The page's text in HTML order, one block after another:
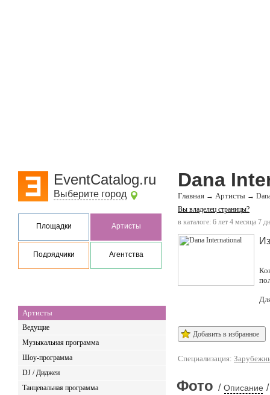
EventCatalog.ru
Выберите город
Площадки Артисты
Подрядчики Агентства
Артисты
Ведущие
Музыкальная программа
Шоу-программа
DJ / Диджеи
Танцевальная программа
Dana
Главная → Артисты →
Вы владелец страницы?
в каталоге: 6 лет 4 месяца 7
Добавить в избранное
Специализация:
Фото / Описание /